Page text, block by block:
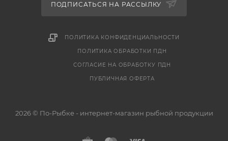
ПОДПИСАТЬСЯ НА РАССЫЛКУ
ПОЛИТИКА КОНФИДЕНЦИАЛЬНОСТИ
ПОЛИТИКА ОБРАБОТКИ ПДН
СОГЛАСИЕ НА ОБРАБОТКУ ПДН
ПУБЛИЧНАЯ ОФЕРТА
2026 © По-Рыбке - интернет-магазин рыбной продукции